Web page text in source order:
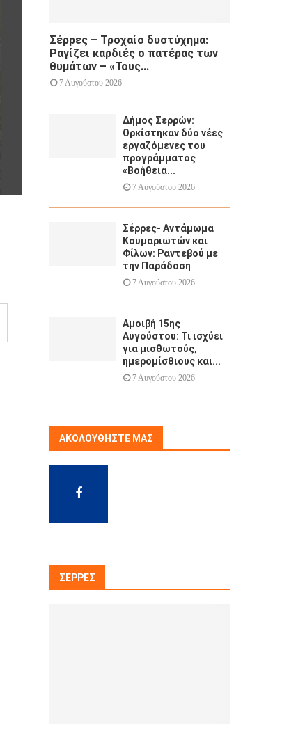
Σέρρες – Τροχαίο δυστύχημα:
Ραγίζει καρδιές ο πατέρας των
θυμάτων – «Τους...
7 Αυγούστου 2026
Δήμος Σερρών:
Ορκίστηκαν δύο νέες
εργαζόμενες του
προγράμματος
«Βοήθεια...
7 Αυγούστου 2026
Σέρρες- Αντάμωμα
Κουμαριωτών και
Φίλων: Ραντεβού με
την Παράδοση
7 Αυγούστου 2026
Αμοιβή 15ης
Αυγούστου: Τι ισχύει
για μισθωτούς,
ημερομίσθιους και...
7 Αυγούστου 2026
ΑΚΟΛΟΥΘΉΣΤΕ ΜΑΣ
ΣΈΡΡΕΣ